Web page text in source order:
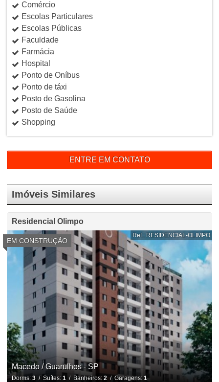
Comércio
Escolas Particulares
Escolas Públicas
Faculdade
Farmácia
Hospital
Ponto de Oníbus
Ponto de táxi
Posto de Gasolina
Posto de Saúde
Shopping
ENTRE EM CONTATO
Imóveis Similares
Residencial Olimpo
EM CONSTRUÇÃO
Ref.: RESIDENCIAL-OLIMPO
Macedo / Guarulhos - SP
Dorms: 3/ Suítes: 1/ Banheiros: 2/ Garagens: 1